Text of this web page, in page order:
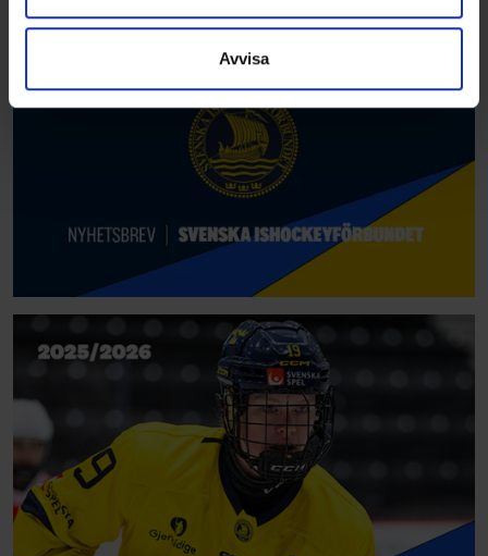
information som du har tillhandahållit eller som de har
samlat in när du har använt deras tjänster.
Avvisa